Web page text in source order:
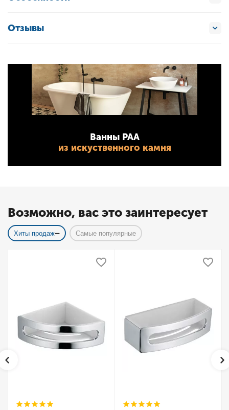
Отзывы
Ванны PAA
из искуственного камня
Возможно, вас это заинтересует
Хиты продаж Самые популярные